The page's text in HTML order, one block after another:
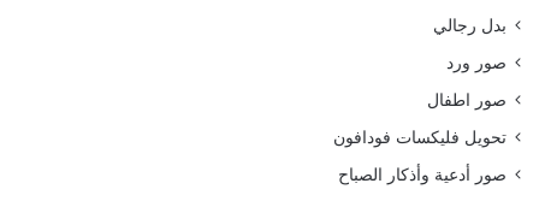
بدل رجالي
صور ورد
صور اطفال
تحويل فليكسات فودافون
صور أدعية وأذكار الصباح